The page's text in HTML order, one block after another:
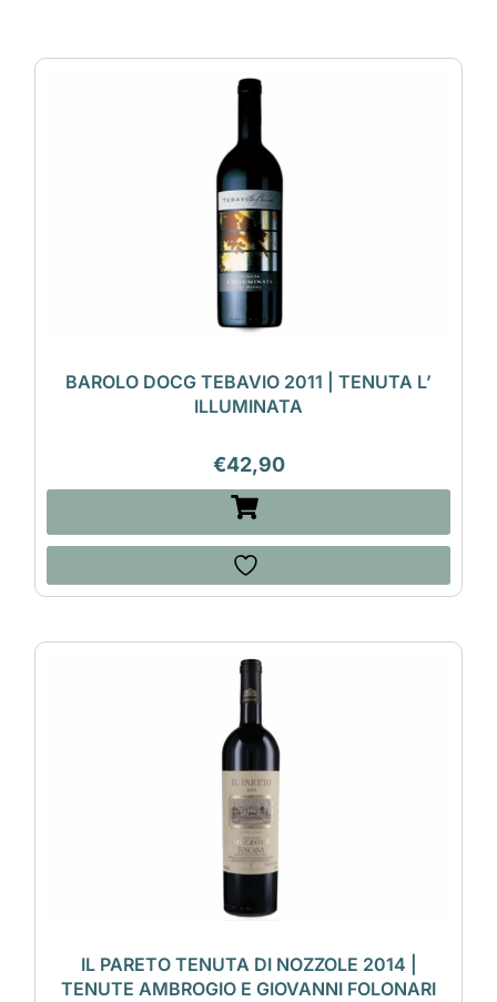
BAROLO DOCG TEBAVIO 2011 | TENUTA L’
ILLUMINATA
€42,90
IL PARETO TENUTA DI NOZZOLE 2014 |
TENUTE AMBROGIO E GIOVANNI FOLONARI